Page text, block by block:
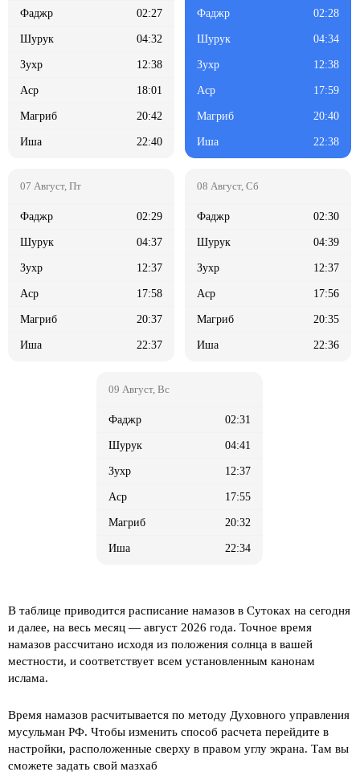
02:27
04:32
12:38
18:01
20:42
22:40
02:28
04:34
12:38
17:59
20:40
22:38
02:29
04:37
12:37
17:58
20:37
22:37
02:30
04:39
12:37
17:56
20:35
22:36
02:31
04:41
12:37
17:55
20:32
22:34
В таблице приводится расписание намазов в Сутоках на сегодня
и далее, на весь месяц — август 2026 года. Точное время
намазов рассчитано исходя из положения солнца в вашей
местности, и соответствует всем установленным канонам
ислама.
Время намазов расчитывается по методу Духовного управления
мусульман РФ. Чтобы изменить способ расчета перейдите в
настройки, расположенные сверху в правом углу экрана. Там вы
сможете задать свой мазхаб